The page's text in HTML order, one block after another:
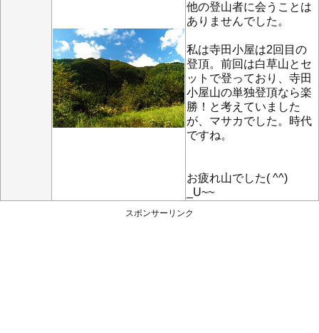
他の登山者に会うことは
ありませんでした。
私は寺田小屋は2回目の
登頂。前回は白草山とセ
ットで登っており、寺田
小屋山の単独登頂なら楽
勝！と考えていました
が、マサカでした。時代
ですね。
お疲れ山でした( ^^)
_U~~
スポンサーリンク